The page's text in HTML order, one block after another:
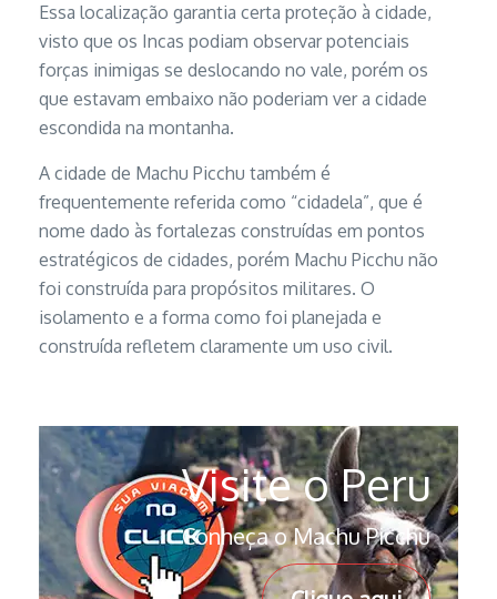
Essa localização garantia certa proteção à cidade,
visto que os Incas podiam observar potenciais
forças inimigas se deslocando no vale, porém os
que estavam embaixo não poderiam ver a cidade
escondida na montanha.
A cidade de Machu Picchu também é
frequentemente referida como “cidadela”, que é
nome dado às fortalezas construídas em pontos
estratégicos de cidades, porém Machu Picchu não
foi construída para propósitos militares. O
isolamento e a forma como foi planejada e
construída refletem claramente um uso civil.
Visite o Peru
Conheça o Machu Picchu